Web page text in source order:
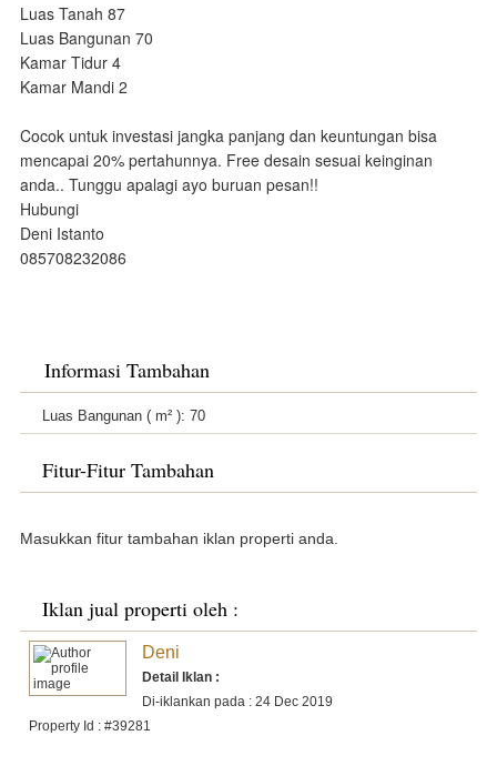
Luas Tanah 87
Luas Bangunan 70
Kamar Tidur 4
Kamar Mandi 2
Cocok untuk investasi jangka panjang dan keuntungan bisa
mencapai 20% pertahunnya. Free desain sesuai keinginan
anda.. Tunggu apalagi ayo buruan pesan!!
Hubungi
Deni Istanto
085708232086
Informasi Tambahan
Luas Bangunan ( m² ): 70
Fitur-Fitur Tambahan
Masukkan fitur tambahan iklan properti anda.
Iklan jual properti oleh :
Deni
Detail Iklan :
Di-iklankan pada : 24 Dec 2019
Property Id : #39281